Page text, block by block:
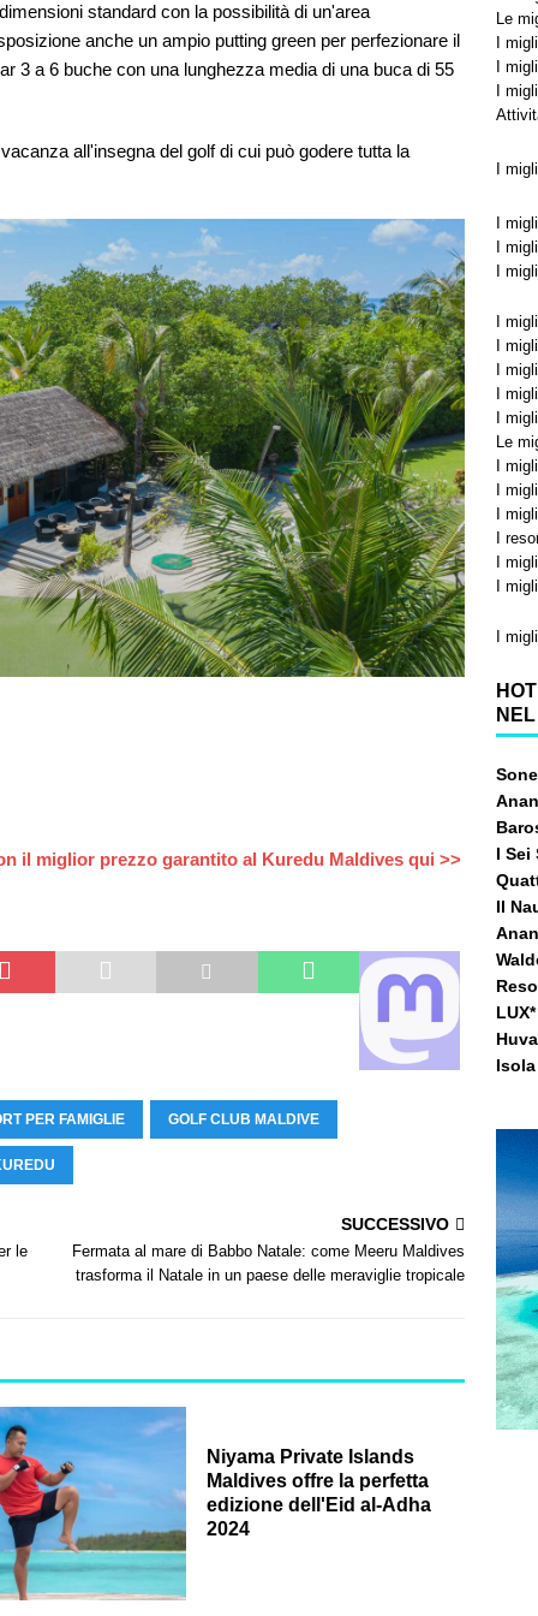
standard con la possibilità di un'area
anche un ampio putting green per perfezionare il
3 a 6 buche con una lunghezza media di una buca di 55
all'insegna del golf di cui può godere tutta la
il miglior prezzo garantito al Kuredu Maldives qui >>
PER FAMIGLIE GOLF CLUB MALDIVE
le
SUCCESSIVO
Fermata al mare di Babbo Natale: come Meeru Maldives
trasforma il Natale in un paese delle meraviglie tropicale
Niyama Private Islands
Maldives offre la perfetta
edizione dell'Eid al-Adha
2024
Le
I
I
I
I
I
I
I
I
I
I
I
I
Le
I
I
I
I
I
I
I
I Sei
Il